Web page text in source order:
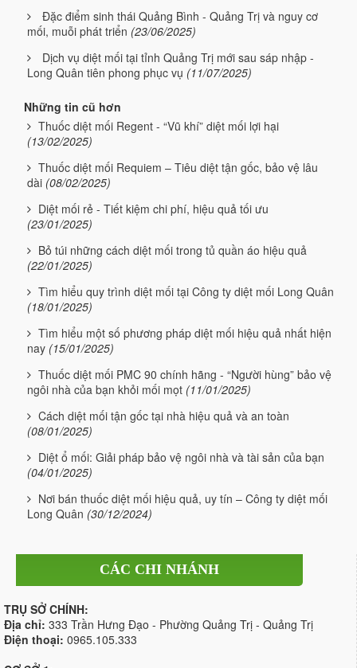
Đặc điểm sinh thái Quảng Bình - Quảng Trị và nguy cơ
mối, muỗi phát triển (23/06/2025)
Dịch vụ diệt mối tại tỉnh Quảng Trị mới sau sáp nhập -
Long Quân tiên phong phục vụ (11/07/2025)
Những tin cũ hơn
Thuốc diệt mối Regent - “Vũ khí” diệt mối lợi hại
(13/02/2025)
Thuốc diệt mối Requiem – Tiêu diệt tận gốc, bảo vệ lâu
dài (08/02/2025)
Diệt mối rẻ - Tiết kiệm chi phí, hiệu quả tối ưu
(23/01/2025)
Bỏ túi những cách diệt mối trong tủ quần áo hiệu quả
(22/01/2025)
Tìm hiểu quy trình diệt mối tại Công ty diệt mối Long Quân
(18/01/2025)
Tìm hiểu một số phương pháp diệt mối hiệu quả nhất hiện
nay (15/01/2025)
Thuốc diệt mối PMC 90 chính hãng - “Người hùng” bảo vệ
ngôi nhà của bạn khỏi mối mọt (11/01/2025)
Cách diệt mối tận gốc tại nhà hiệu quả và an toàn
(08/01/2025)
Diệt ổ mối: Giải pháp bảo vệ ngôi nhà và tài sản của bạn
(04/01/2025)
Nơi bán thuốc diệt mối hiệu quả, uy tín – Công ty diệt mối
Long Quân (30/12/2024)
CÁC CHI NHÁNH
TRỤ SỞ CHÍNH:
Địa chỉ: 333 Trần Hưng Đạo - Phường Quảng Trị - Quảng Trị
Điện thoại: 0965.105.333